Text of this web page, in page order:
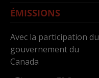
ÉMISSIONS
Avec la participation du
gouvernement du
Canada